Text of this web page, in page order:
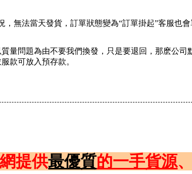
，無法當天發貨，訂單狀態變為“訂單掛起”客服也
量問題為由不要我們換發，只是要退回，那麽公
款可放入預存款。
提供最優質的一手貨源